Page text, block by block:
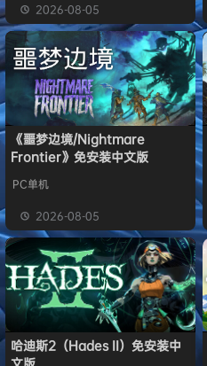
2026-08-05
《噩梦边境/Nightmare
Frontier》免安装中文版
PC单机
2026-08-05
哈迪斯2（Hades II）免安装中